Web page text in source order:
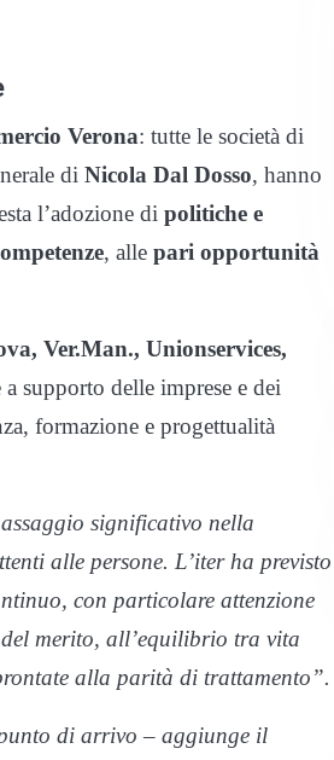
Verona: tutte le società di
di Nicola Dal Dosso, hanno
l’adozione di politiche e
, alle pari opportunità
Ver.Man., Unionservices,
supporto delle imprese e dei
formazione e progettualità
significativo nella
alle persone. L’iter ha previsto
con particolare attenzione
merito, all’equilibrio tra vita
alla parità di trattamento”.
di arrivo – aggiunge il